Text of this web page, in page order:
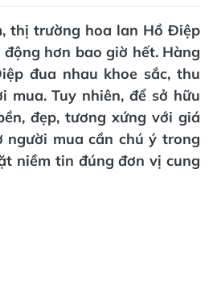
thị trường hoa lan Hồ Điệp
hơn bao giờ hết. Hàng
đua nhau khoe sắc, thu
mua. Tuy nhiên, để sở hữu
đẹp, tương xứng với giá
mua cần chú ý trong
niềm tin đúng đơn vị cung